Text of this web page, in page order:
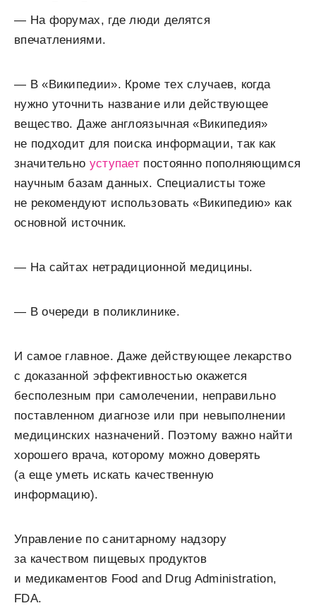
— На форумах, где люди делятся
впечатлениями.
— В «Википедии». Кроме тех случаев, когда
нужно уточнить название или действующее
вещество. Даже англоязычная «Википедия»
не подходит для поиска информации, так как
значительно уступает постоянно пополняющимся
научным базам данных. Специалисты тоже
не рекомендуют использовать «Википедию» как
основной источник.
— На сайтах нетрадиционной медицины.
— В очереди в поликлинике.
И самое главное. Даже действующее лекарство
с доказанной эффективностью окажется
бесполезным при самолечении, неправильно
поставленном диагнозе или при невыполнении
медицинских назначений. Поэтому важно найти
хорошего врача, которому можно доверять
(а еще уметь искать качественную
информацию).
Управление по санитарному надзору
за качеством пищевых продуктов
и медикаментов Food and Drug Administration,
FDA.